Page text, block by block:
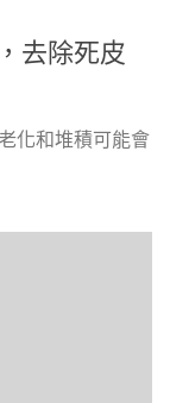
去除死皮
化和堆積可能會